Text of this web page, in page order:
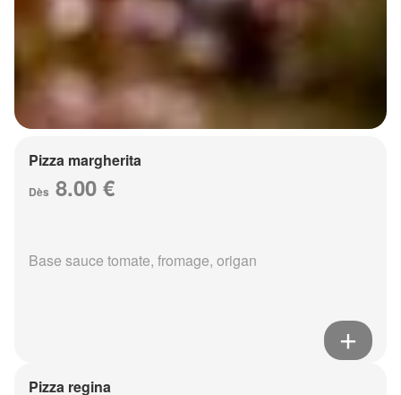
Pizza margherita
Dès 8.00 €
Base sauce tomate, fromage, origan
Pizza regina